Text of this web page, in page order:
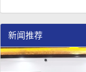
新闻推荐